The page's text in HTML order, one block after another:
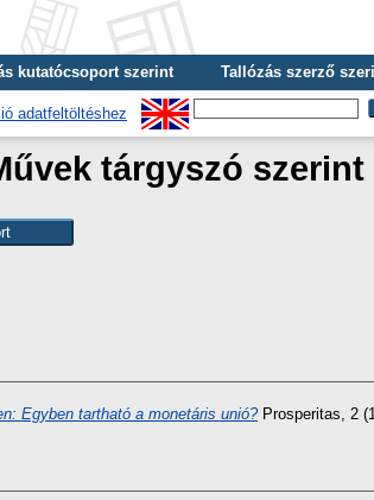
kutatócsoport szerint Tallózás szerző
adatfeltöltéshez
tárgyszó
Egyben tartható a monetáris unió?Prosperitas, 2